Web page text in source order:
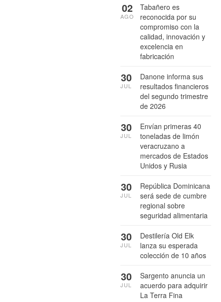
Tabañero es
reconocida por su
compromiso con la
calidad, innovación y
excelencia en
fabricación
02
AGO
Danone informa sus
resultados financieros
del segundo trimestre
de 2026
30
JUL
Envían primeras 40
toneladas de limón
veracruzano a
mercados de Estados
Unidos y Rusia
30
JUL
República Dominicana
será sede de cumbre
regional sobre
seguridad alimentaria
30
JUL
Destilería Old Elk
lanza su esperada
colección de 10 años
30
JUL
Sargento anuncia un
acuerdo para adquirir
La Terra Fina
30
JUL